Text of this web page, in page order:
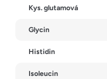
Kys. glutamová
Glycin
Histidin
Isoleucin